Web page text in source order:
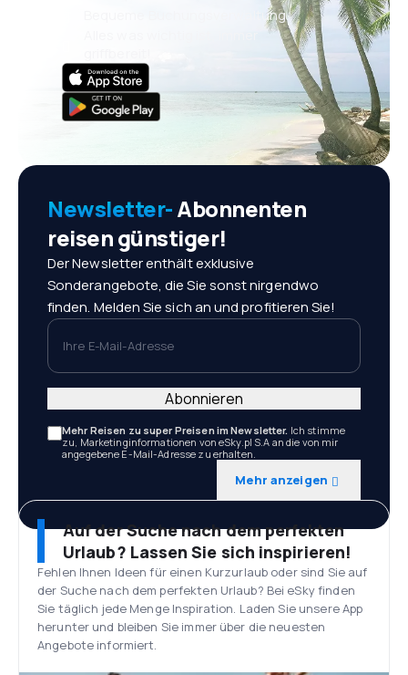
Bequeme Buchungsverwaltung
Newsletter-Abonnenten
reisen günstiger!
Der Newsletter enthält exklusive
Sonderangebote, die Sie sonst nirgendwo
finden. Melden Sie sich an und profitieren Sie!
Ihre E-Mail-Adresse
Mehr Reisen zu super Preisen im Newsletter. Ich stimme
zu, Marketinginformationen von eSky.pl S.A an die von mir
angegebene E-Mail-Adresse zu erhalten.
Mehr anzeigen
Abonnieren
Auf der Suche nach dem perfekten
Urlaub? Lassen Sie sich inspirieren!
Fehlen Ihnen Ideen für einen Kurzurlaub oder sind Sie auf
der Suche nach dem perfekten Urlaub? Bei eSky finden
Sie täglich jede Menge Inspiration. Laden Sie unsere App
herunter und bleiben Sie immer über die neuesten
Angebote informiert.